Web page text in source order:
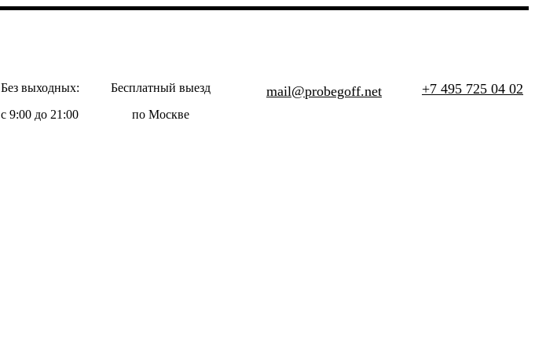
+7 495 725 04 02
mail@probegoff.net
Бесплатный выезд
по Москве
Без выходных:
с 9:00 до 21:00